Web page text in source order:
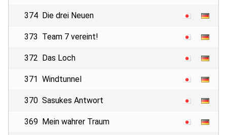
374 Die drei Neuen
373 Team 7 vereint!
372 Das Loch
371 Windtunnel
370 Sasukes Antwort
369 Mein wahrer Traum